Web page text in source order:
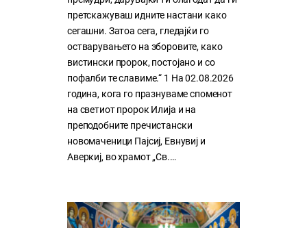
претскажуваш идните настани како
сегашни. Затоа сега, гледајќи го
остварувањето на зборовите, како
вистински пророк, постојано и со
пофалби те славиме.“ 1 На 02.08.2026
година, кога го празнуваме споменот
на светиот пророк Илија и на
преподобните пречистански
новомаченици Пајсиј, Евнувиј и
Аверкиј, во храмот „Св.…